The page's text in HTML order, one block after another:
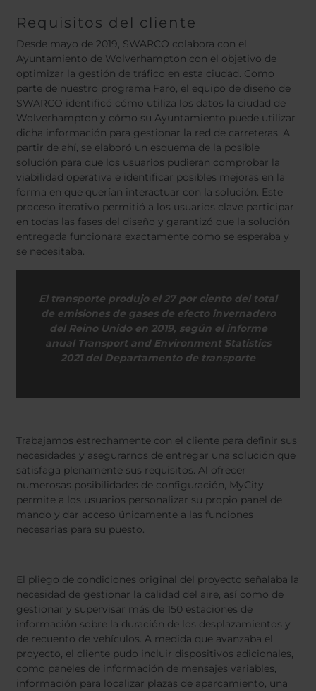
Requisitos del cliente
Desde mayo de 2019, SWARCO colabora con el
Ayuntamiento de Wolverhampton con el objetivo de
optimizar la gestión de tráfico en esta ciudad. Como
parte de nuestro programa Faro, el equipo de diseño de
SWARCO identificó cómo utiliza los datos la ciudad de
Wolverhampton y cómo su Ayuntamiento puede utilizar
dicha información para gestionar la red de carreteras. A
partir de ahí, se elaboró un esquema de la posible
solución para que los usuarios pudieran comprobar la
viabilidad operativa e identificar posibles mejoras en la
forma en que querían interactuar con la solución. Este
proceso iterativo permitió a los usuarios clave participar
en todas las fases del diseño y garantizó que la solución
entregada funcionara exactamente como se esperaba y
se necesitaba.
El transporte produjo el 27 por ciento del total
de emisiones de gases de efecto invernadero
del Reino Unido en 2019, según el informe
anual Transport and Environment Statistics
2021 del Departamento de transporte
Trabajamos estrechamente con el cliente para definir sus
necesidades y asegurarnos de entregar una solución que
satisfaga plenamente sus requisitos. Al ofrecer
numerosas posibilidades de configuración, MyCity
permite a los usuarios personalizar su propio panel de
mando y dar acceso únicamente a las funciones
necesarias para su puesto.
El pliego de condiciones original del proyecto señalaba la
necesidad de gestionar la calidad del aire, así como de
gestionar y supervisar más de 150 estaciones de
información sobre la duración de los desplazamientos y
de recuento de vehículos. A medida que avanzaba el
proyecto, el cliente pudo incluir dispositivos adicionales,
como paneles de información de mensajes variables,
información para localizar plazas de aparcamiento, una